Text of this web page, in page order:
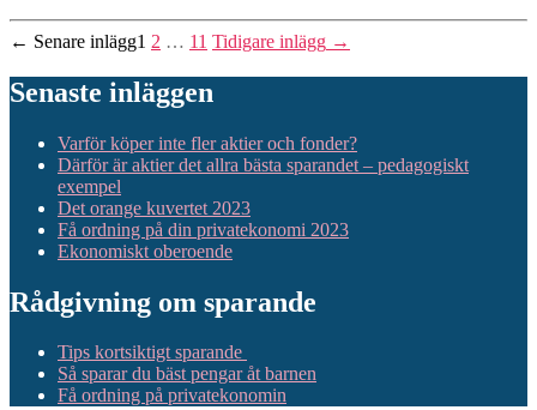
Sidnumrering
för
inlägg
← Senare inlägg1 2 … 11 Tidigare inlägg →
Senaste inläggen
Varför köper inte fler aktier och fonder?
Därför är aktier det allra bästa sparandet – pedagogiskt
exempel
Det orange kuvertet 2023
Få ordning på din privatekonomi 2023
Ekonomiskt oberoende
Rådgivning om sparande
Tips kortsiktigt sparande
Så sparar du bäst pengar åt barnen
Få ordning på privatekonomin